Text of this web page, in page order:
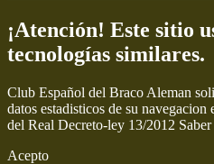
¡Atención! Este sitio
tecnologías similares.
Club Español del Braco Aleman
datos estadisticos de su
del Real Decreto-ley 13/2012
Acepto